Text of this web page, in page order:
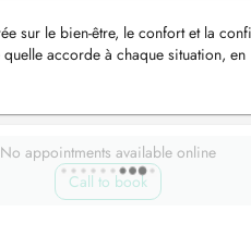
sur le bien-être, le confort et la
accorde à chaque situation, en
No appointments available online
Call to book